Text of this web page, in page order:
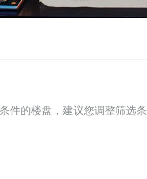
件的楼盘，建议您调整筛选